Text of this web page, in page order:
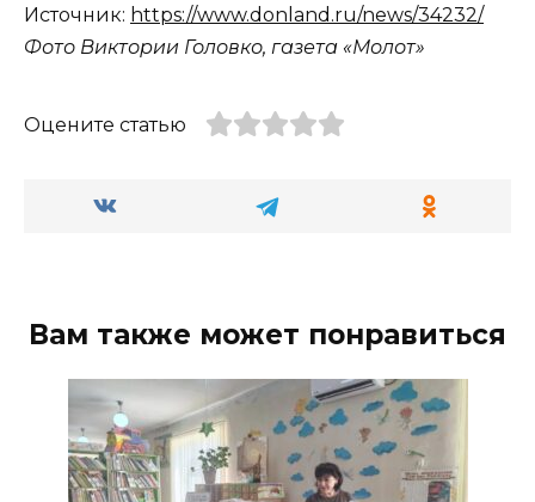
Источник: https://www.donland.ru/news/34232/
Фото Виктории Головко, газета «Молот»
Оцените статью
Вам также может понравиться